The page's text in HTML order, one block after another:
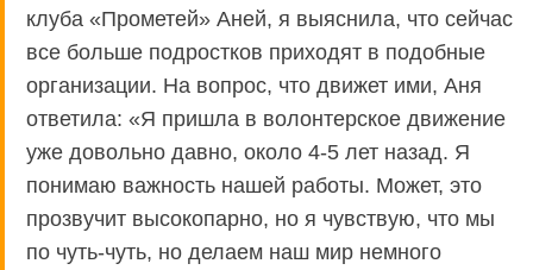
клуба «Прометей» Аней, я выяснила, что сейчас
все больше подростков приходят в подобные
организации. На вопрос, что движет ими, Аня
ответила: «Я пришла в волонтерское движение
уже довольно давно, около 4-5 лет назад. Я
понимаю важность нашей работы. Может, это
прозвучит высокопарно, но я чувствую, что мы
по чуть-чуть, но делаем наш мир немного